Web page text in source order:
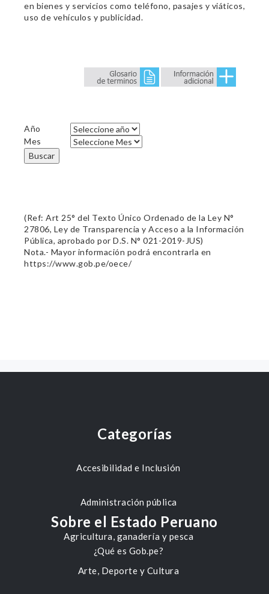
en bienes y servicios como teléfono, pasajes y viáticos,
uso de vehículos y publicidad.
Año
Mes
Buscar
(Ref: Art 25° del Texto Único Ordenado de la Ley N°
27806, Ley de Transparencia y Acceso a la Información
Pública, aprobado por D.S. N° 021-2019-JUS)
Nota.- Mayor información podrá encontrarla en
https://www.gob.pe/oece/
Categorías
Accesibilidad e Inclusión
Administración pública
Agricultura, ganadería y pesca
Arte, Deporte y Cultura
Sobre el Estado Peruano
¿Qué es Gob.pe?